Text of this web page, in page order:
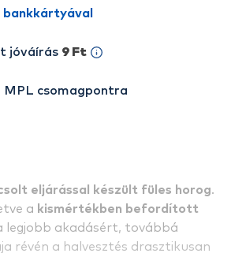
eljárással készült füles horog.
a kismértékben befordított
legjobb akadásért, továbbá
révén a halvesztés drasztikusan
jóváírás 9 Ft
csomagpontra